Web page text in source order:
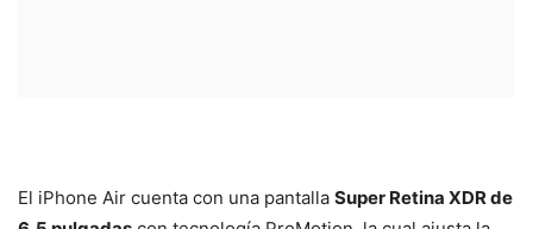
El iPhone Air cuenta con una pantalla Super Retina XDR de